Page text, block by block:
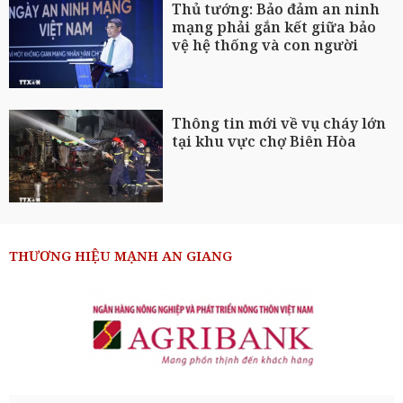
Thủ tướng: Bảo đảm an ninh
mạng phải gắn kết giữa bảo
vệ hệ thống và con người
Thông tin mới về vụ cháy lớn
tại khu vực chợ Biên Hòa
THƯƠNG HIỆU MẠNH AN GIANG